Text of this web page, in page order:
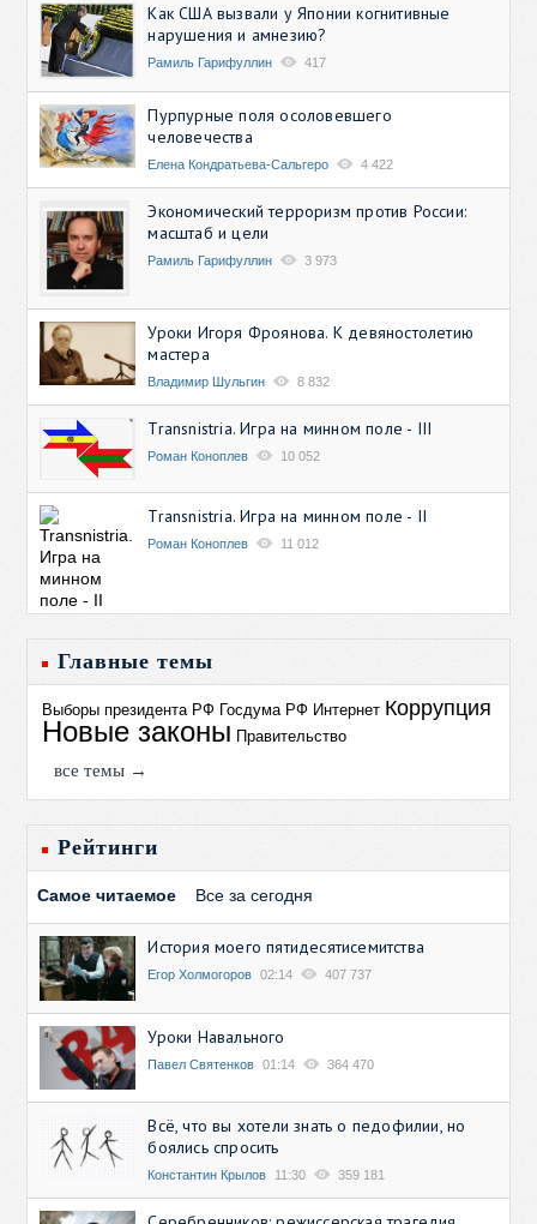
Как США вызвали у Японии когнитивные
нарушения и амнезию?
Рамиль Гарифуллин 417
Пурпурные поля осоловевшего
человечества
Елена Кондратьева-Сальгеро 4 422
Экономический терроризм против России:
масштаб и цели
Рамиль Гарифуллин 3 973
Уроки Игоря Фроянова. К девяностолетию
мастера
Владимир Шульгин 8 832
Transnistria. Игра на минном поле - III
Роман Коноплев 10 052
Transnistria. Игра на минном поле - II
Роман Коноплев 11 012
Главные темы
Выборы президента РФ Госдума РФ Интернет Коррупция
Новые законы Правительство
все темы →
Рейтинги
Самое читаемое Все за сегодня
История моего пятидесятисемитства
Егор Холмогоров 02:14 407 737
Уроки Навального
Павел Святенков 01:14 364 470
Всё, что вы хотели знать о педофилии, но
боялись спросить
Константин Крылов 11:30 359 181